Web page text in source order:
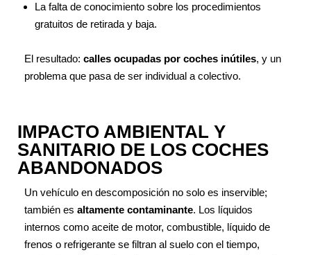
La falta de conocimiento sobre los procedimientos
gratuitos de retirada y baja.
El resultado: calles ocupadas por coches inútiles, y un
problema que pasa de ser individual a colectivo.
IMPACTO AMBIENTAL Y
SANITARIO DE LOS COCHES
ABANDONADOS
Un vehículo en descomposición no solo es inservible;
también es altamente contaminante. Los líquidos
internos como aceite de motor, combustible, líquido de
frenos o refrigerante se filtran al suelo con el tiempo,